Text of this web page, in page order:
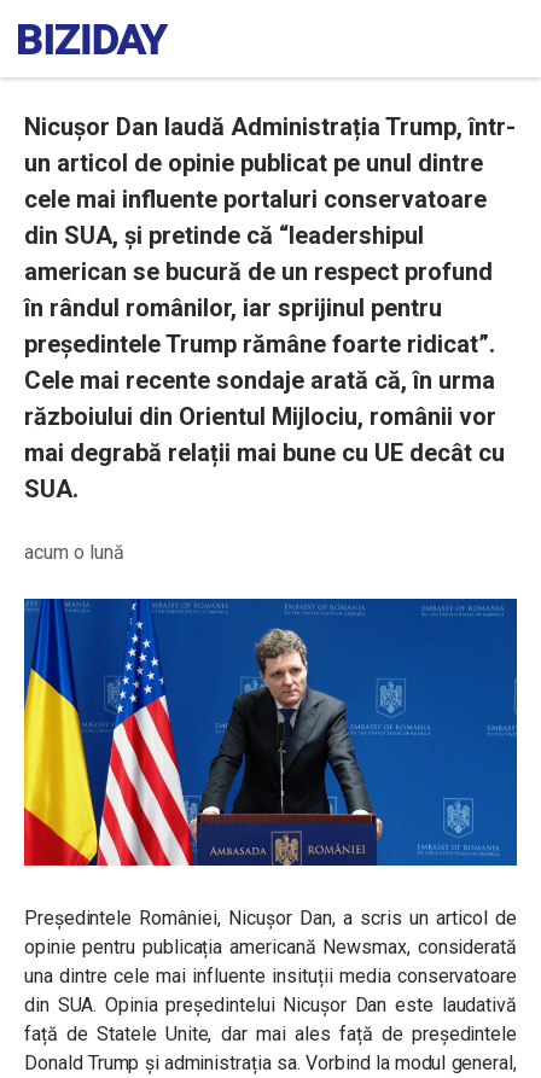
Nicușor Dan laudă Administrația Trump, într-
un articol de opinie publicat pe unul dintre
cele mai influente portaluri conservatoare
din SUA, și pretinde că “leadershipul
american se bucură de un respect profund
în rândul românilor, iar sprijinul pentru
președintele Trump rămâne foarte ridicat”.
Cele mai recente sondaje arată că, în urma
războiului din Orientul Mijlociu, românii vor
mai degrabă relații mai bune cu UE decât cu
SUA.
acum o lună
Președintele României, Nicușor Dan, a scris un articol de
opinie pentru publicația americană Newsmax, considerată
una dintre cele mai influente insituții media conservatoare
din SUA. Opinia președintelui Nicușor Dan este laudativă
față de Statele Unite, dar mai ales față de președintele
Donald Trump și administrația sa. Vorbind la modul general,